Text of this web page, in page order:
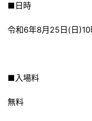
■日時
令和6年8月25日(日
■入場料
無料